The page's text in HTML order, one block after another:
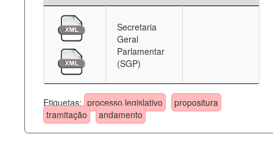
Secretaria
Geral
Parlamentar
(SGP)
Etiquetas: processo legislativo
propositura
tramitação
andamento